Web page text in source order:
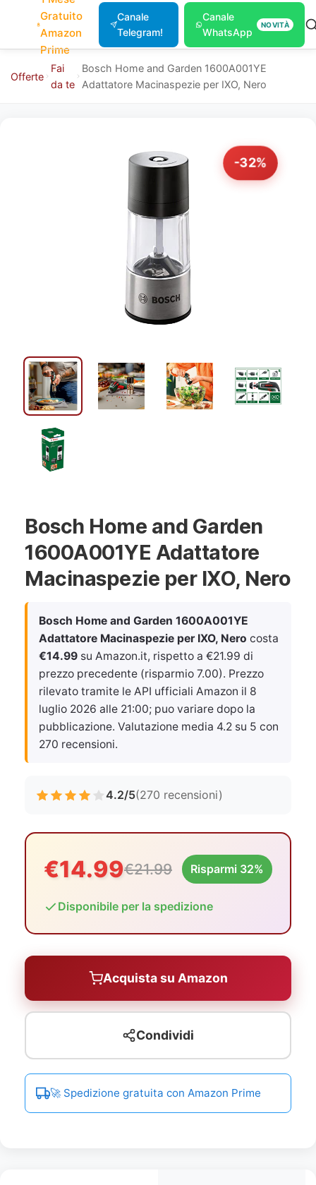
Gratuito
Amazon
Prime
Canale
Telegram!
Canale
WhatsApp
NOVITÀ
Offerte
Fai
da te
Bosch Home and Garden 1600A001YE
Adattatore Macinaspezie per IXO, Nero
-32%
Bosch Home and Garden
1600A001YE Adattatore
Macinaspezie per IXO, Nero
Bosch Home and Garden 1600A001YE
Adattatore Macinaspezie per IXO, Nero costa
€14.99 su Amazon.it, rispetto a €21.99 di
prezzo precedente (risparmio 7.00). Prezzo
rilevato tramite le API ufficiali Amazon il 8
luglio 2026 alle 21:00; puo variare dopo la
pubblicazione. Valutazione media 4.2 su 5 con
270 recensioni.
4.2/5(270 recensioni)
€14.99€21.99 Risparmi 32%
Disponibile per la spedizione
Acquista su Amazon
Condividi
🚀 Spedizione gratuita con Amazon Prime